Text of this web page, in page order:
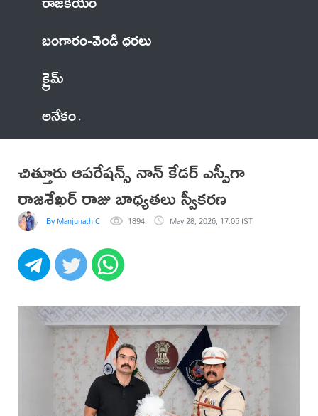
బంగారం-వెండి ధరలు
క్రైమ్
అనేకం
చిత్తూరు ఆపరేషన్స్ నాన్ కేడర్ ఎస్పీగా
రాజశేఖర్ రాజు బాధ్యతలు స్వీకరణ
By Manjunath C 1894 May 28, 2026, 17:05 IST